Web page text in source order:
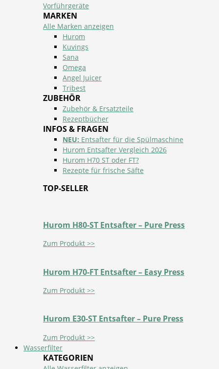
Vorführgeräte
MARKEN
Alle Marken anzeigen
Hurom
Kuvings
Sana
Omega
Angel Juicer
Tribest
ZUBEHÖR
Zubehör & Ersatzteile
Rezeptbücher
INFOS & FRAGEN
NEU: Entsafter für die Spülmaschine
Hurom Entsafter Vergleich 2026
Hurom H70 ST oder FT?
Rezepte für frische Säfte
TOP-SELLER
Hurom H80-ST Entsafter – Pure Press
Zum Produkt >>
Hurom H70-FT Entsafter – Easy Press
Zum Produkt >>
Hurom E30-ST Entsafter – Pure Press
Zum Produkt >>
Wasserfilter
KATEGORIEN